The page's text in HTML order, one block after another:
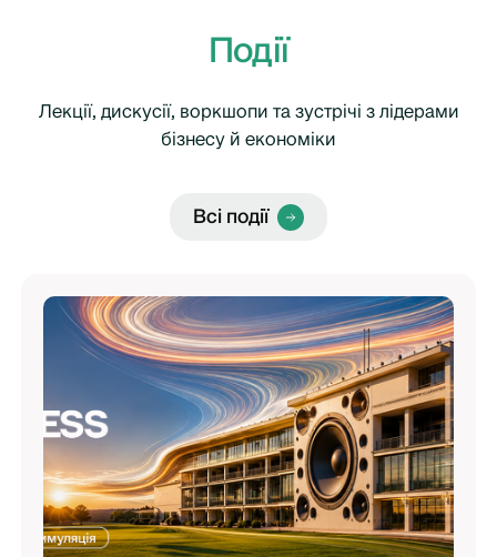
Події
Лекції, дискусії, воркшопи та зустрічі з лідерами
бізнесу й економіки
Всі події